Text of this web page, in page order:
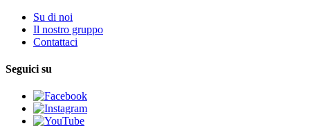
Su di noi
Il nostro gruppo
Contattaci
Seguici su